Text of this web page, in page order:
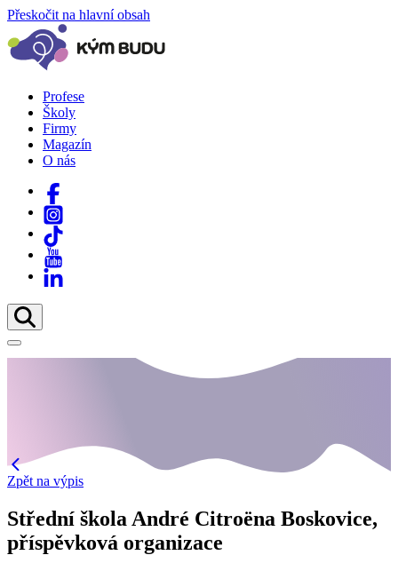
Přeskočit na hlavní obsah
Profese
Školy
Firmy
Magazín
O nás
Zpět na výpis
Střední škola André Citroëna Boskovice,
příspěvková organizace